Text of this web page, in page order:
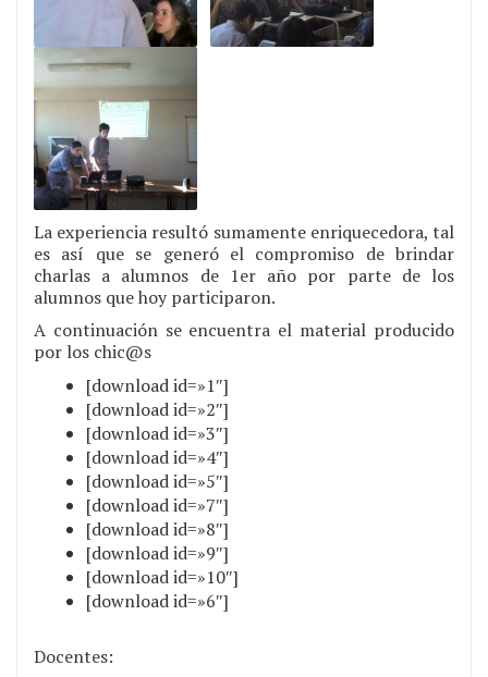
La experiencia resultó sumamente enriquecedora, tal
es así que se generó el compromiso de brindar
charlas a alumnos de 1er año por parte de los
alumnos que hoy participaron.
A continuación se encuentra el material producido
por los chic@s
[download id=»1″]
[download id=»2″]
[download id=»3″]
[download id=»4″]
[download id=»5″]
[download id=»7″]
[download id=»8″]
[download id=»9″]
[download id=»10″]
[download id=»6″]
Docentes: